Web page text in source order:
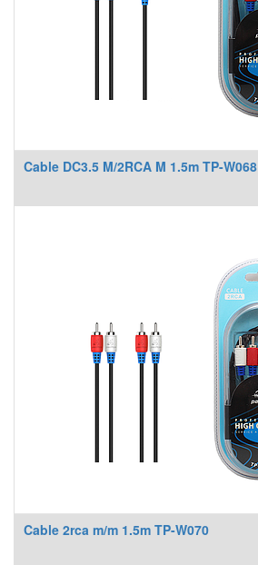
Cable DC3.5 M/2RCA M 1.5m TP-W068
Cable 2rca m/m 1.5m TP-W070